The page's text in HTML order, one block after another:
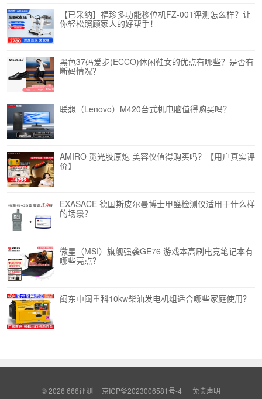
【已采纳】福珍多功能移位机FZ-001评测怎么样？让
你轻松照顾家人的好帮手！
黑色37码爱步(ECCO)休闲鞋女的优点有哪些？是否有
断码情况？
联想（Lenovo）M420台式机电脑值得购买吗？
AMIRO 觅光胶原炮 美容仪值得购买吗？【用户真实评
价】
EXASACE 德国斯皮尔曼博士甲醛检测仪适用于什么样
的场景？
微星（MSI）旗舰强袭GE76 游戏本高刷电竞笔记本有
哪些亮点？
闽东中闽重科10kw柴油发电机组适合哪些家庭使用？
© 2026 666评测 京ICP备2023006581号-4 免责声明